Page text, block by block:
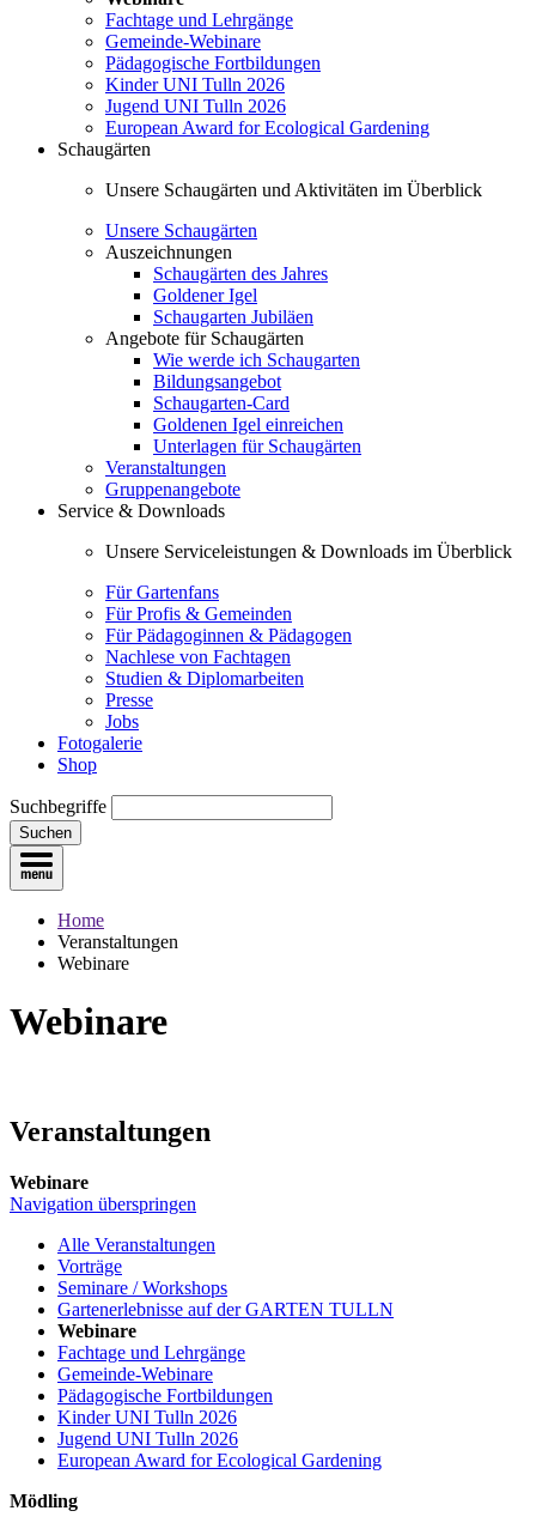
Fachtage und Lehrgänge
Gemeinde-Webinare
Pädagogische Fortbildungen
Kinder UNI Tulln 2026
Jugend UNI Tulln 2026
European Award for Ecological Gardening
Schaugärten
Unsere Schaugärten und Aktivitäten im Überblick
Unsere Schaugärten
Auszeichnungen
Schaugärten des Jahres
Goldener Igel
Schaugarten Jubiläen
Angebote für Schaugärten
Wie werde ich Schaugarten
Bildungsangebot
Schaugarten-Card
Goldenen Igel einreichen
Unterlagen für Schaugärten
Veranstaltungen
Gruppenangebote
Service & Downloads
Unsere Serviceleistungen & Downloads im Überblick
Für Gartenfans
Für Profis & Gemeinden
Für Pädagoginnen & Pädagogen
Nachlese von Fachtagen
Studien & Diplomarbeiten
Presse
Jobs
Fotogalerie
Shop
Suchbegriffe
Suchen
Home
Veranstaltungen
Webinare
Webinare
Veranstaltungen
Webinare
Navigation überspringen
Alle Veranstaltungen
Vorträge
Seminare / Workshops
Gartenerlebnisse auf der GARTEN TULLN
Webinare
Fachtage und Lehrgänge
Gemeinde-Webinare
Pädagogische Fortbildungen
Kinder UNI Tulln 2026
Jugend UNI Tulln 2026
European Award for Ecological Gardening
Mödling